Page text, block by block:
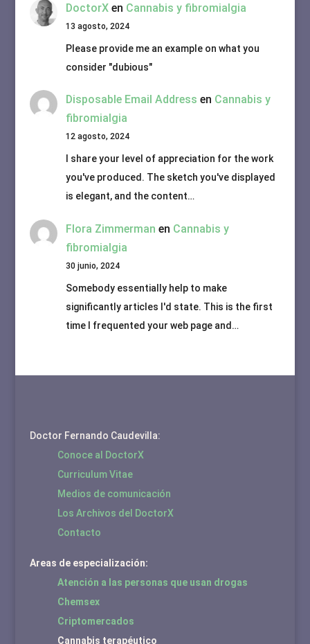
DoctorXen Cannabis y fibromialgia
13 agosto, 2024
Please provide me an example on what you
consider "dubious"
Disposable Email Address en Cannabis y
fibromialgia
12 agosto, 2024
I share your level of appreciation for the work
you've produced. The sketch you've displayed
is elegant, and the content…
Flora Zimmerman en Cannabis y
fibromialgia
30 junio, 2024
Somebody essentially help to make
significantly articles I'd state. This is the first
time I frequented your web page and…
Doctor Fernando Caudevilla:
Conoce al DoctorX
Curriculum Vitae
Medios de comunicación
Los Archivos del DoctorX
Contacto
Areas de especialización:
Atención a las personas que usan drogas
Chemsex
Criptomercados
Cannabis terapéutico